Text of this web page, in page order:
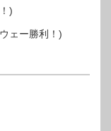
)
ェー勝利！)